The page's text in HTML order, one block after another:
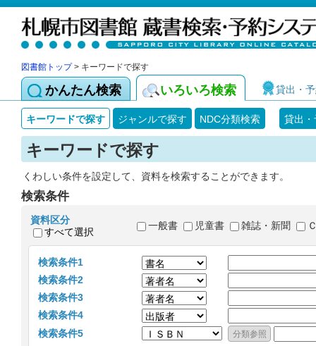
図書館トップ> キーワードで探す
かんたん検索 いろいろ検索 貸出・
キーワードで探す ジャンルで探す NDC分類検索 貸出
キーワードで探す
くわしい条件を設定して、資料を検索することができます。
検索条件
資料区分
すべて選択
一般書 児童書 雑誌・新聞
検索条件1
検索条件2
検索条件3
検索条件4
検索条件5